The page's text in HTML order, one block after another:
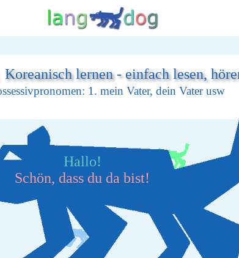
lernen - einfach lesen,
1. mein Vater, dein Vater usw
Hallo!
Schön, dass du da bist!